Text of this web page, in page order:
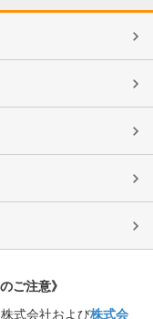
ご注意》
式会社および株式会